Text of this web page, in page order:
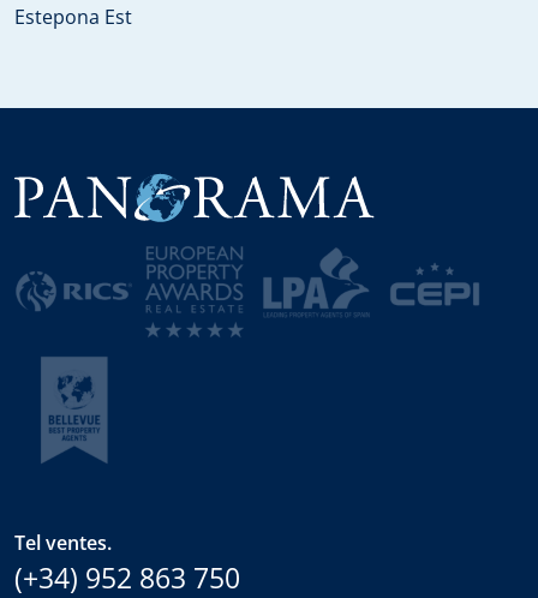
Estepona Est
Tel ventes.
(+34) 952 863 750